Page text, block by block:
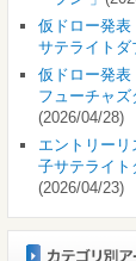
仮ドロー発表
サテライトダ
仮ドロー発表
フューチャズ
(2026/04/28)
エントリーリ
子サテライト
(2026/04/23)